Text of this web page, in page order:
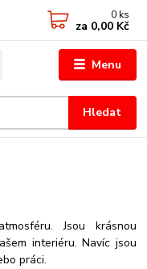
Menu
Hledat
0 ks
za 0,00 Kč
Jsou krásnou
interiéru. Navíc jsou
práci.